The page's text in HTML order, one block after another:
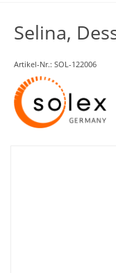
Selina,
Artikel-Nr.: SOL-122006